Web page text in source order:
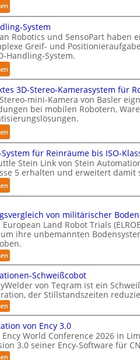
:
A
u
t
o
m
a
i
s
i
e
r
u
n
g
s
t
e
f
f
2
0
2
6
System
Robotics und SensoPart haben
Greif- und
Handling-System.
:
3
D
-
H
a
n
d
l
i
n
g
S
y
s
t
e
3D-Stereo-Kamerasystem für
mini-Kamera von Basler
bei mobilen Robotern,
:
K
o
m
p
a
k
e
s
3
D
-
S
t
e
r
e
-
K
für Reinräume bis ISO-
Stein Link von Stein
5 erhalten und erweitert damit
:
S
u
t
t
l
e
-
S
y
s
t
e
m
f
von militärischer
Land Robot Trials
um ihre unbemannten
:
L
e
i
s
t
u
n
s
v
e
r
Schweißcobot
von Teqram ist ein
der Stillstandszeiten
:
Z
w
e
i
-
S
von Ency 3.0
World Conference 2026 in
3.0 seiner Ency-Software für
: